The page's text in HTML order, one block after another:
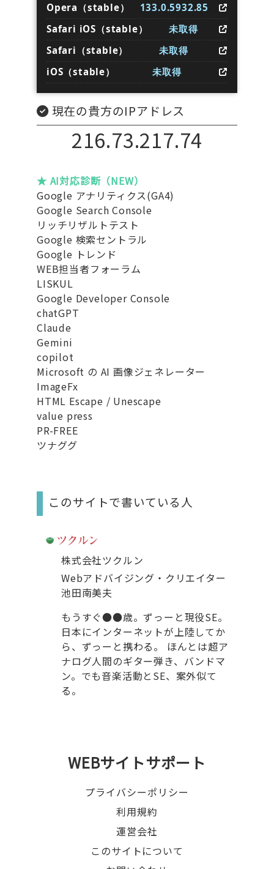
Opera（stable）
133.0.5932.85
Safari iOS（stable）
未取得
Safari（stable）
未取得
iOS（stable）
未取得
現在の貴方のIPアドレス
216.73.217.74
★ AI対応診断（NEW）
Google アナリティクス(GA4)
Google Search Console
リッチリザルトテスト
Google 検索セントラル
Google トレンド
WEB担当者フォーラム
LISKUL
Google Developer Console
chatGPT
Claude
Gemini
copilot
Microsoft の AI 画像ジェネレーター
ImageFx
HTML Escape / Unescape
value press
PR-FREE
ツナググ
このサイトで書いている人
株式会社ツクルン
Webアドバイジング・クリエイター
池田南美夫
もうすぐ●●歳。ずっーと現役SE。
日本にインターネットが上陸してか
ら、ずっーと携わる。 ほんとは超ア
ナログ人間のギター弾き、バンドマ
ン。でも音楽活動とSE、案外似て
る。
WEBサイトサポート
プライバシーポリシー
利用規約
運営会社
このサイトについて